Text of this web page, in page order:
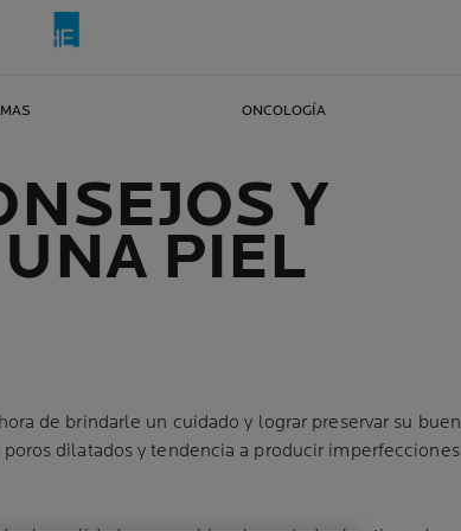
ONCOLOGÍA
Y
PIEL
de brindarle un cuidado y lograr preservar su buen
dilatados y tendencia a producir imperfecciones